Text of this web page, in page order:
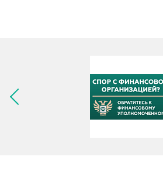
Следующее изображение